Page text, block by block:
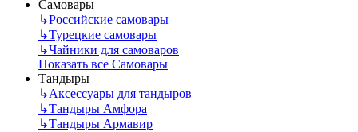
Самовары
↳Российские самовары
↳Турецкие самовары
↳Чайники для самоваров
Показать все Самовары
Тандыры
↳Аксессуары для тандыров
↳Тандыры Амфора
↳Тандыры Армавир